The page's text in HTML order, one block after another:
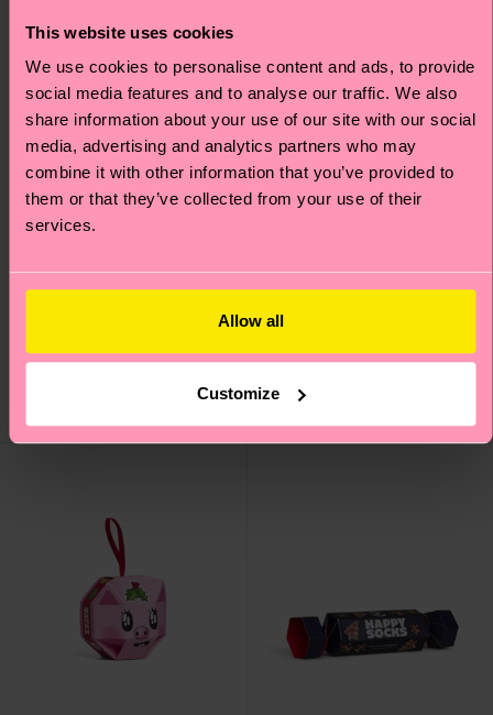
This website uses cookies
We use cookies to personalise content and ads, to provide
social media features and to analyse our traffic. We also
share information about your use of our site with our social
media, advertising and analytics partners who may
combine it with other information that you’ve provided to
them or that they’ve collected from your use of their
services.
Allow all
Customize
Kids 3-Pack Roadtrip
€ 21
3-Pack Kids Holiday
Socks Gift Set
€ 21
AUF LAGER